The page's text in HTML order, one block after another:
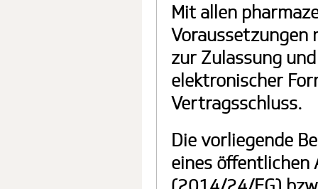
Mit allen
Voraussetzungen
zur Zulassung
elektronischer
Vertragsschluss.
Die vorliegende
eines öffentlichen